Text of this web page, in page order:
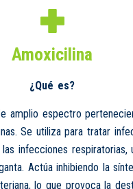
Amoxicilina
¿Qué es?
amplio espectro
Se utiliza para tratar
infecciones respiratorias,
Actúa inhibiendo la
lo que provoca la